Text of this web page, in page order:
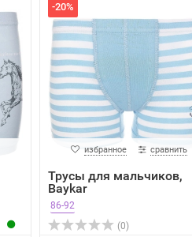
-20%
избранное сравнить
Трусы для мальчиков,
Baykar
86-92
(0)